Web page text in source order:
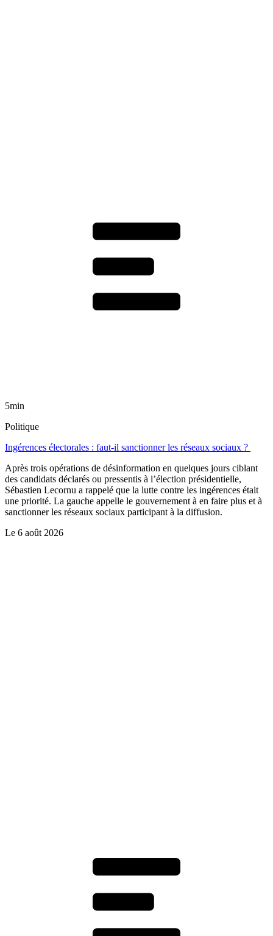
5min
Politique
Ingérences électorales : faut-il sanctionner les réseaux sociaux ?
Après trois opérations de désinformation en quelques jours ciblant
des candidats déclarés ou pressentis à l’élection présidentielle,
Sébastien Lecornu a rappelé que la lutte contre les ingérences était
une priorité. La gauche appelle le gouvernement à en faire plus et à
sanctionner les réseaux sociaux participant à la diffusion.
Le 6 août 2026